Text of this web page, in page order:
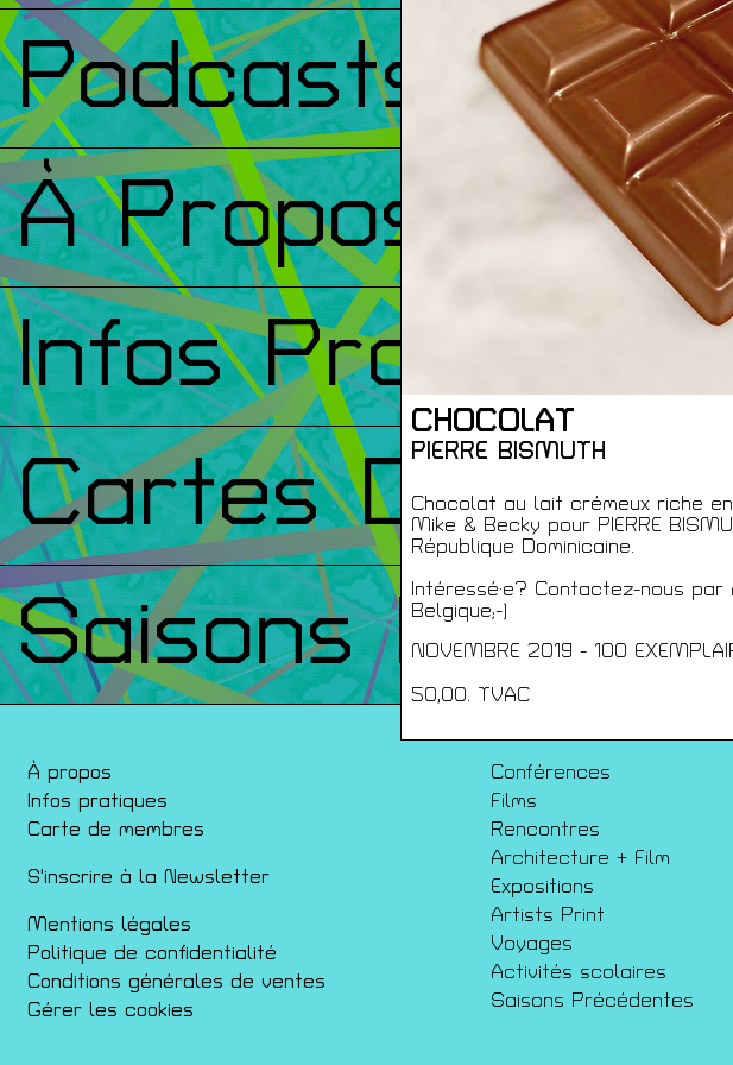
CHOCOLAT
PIERRE BISMUTH
Chocolat au lait crémeux riche
Mike & Becky pour PIERRE
République Dominicaine.
Intéressé·e? Contactez-nous par
Belgique;-)
NOVEMBRE 2019 - 100
50,00. TVAC
Podcasts
À Propos
Infos Pratiques
Cartes De
Saisons
À propos
Infos pratiques
Carte de membres
S'inscrire à la Newsletter
Mentions légales
Politique de confidentialité
Conditions générales de ventes
Gérer les cookies
Conférences
Films
Rencontres
Architecture + Film
Expositions
Artists Print
Voyages
Activités scolaires
Saisons Précédentes